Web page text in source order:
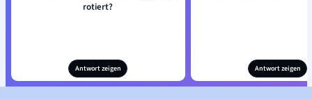
rotiert?
Antwort zeigen Antwort zeigen